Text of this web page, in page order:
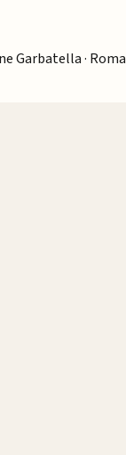
Garbatella · Roma